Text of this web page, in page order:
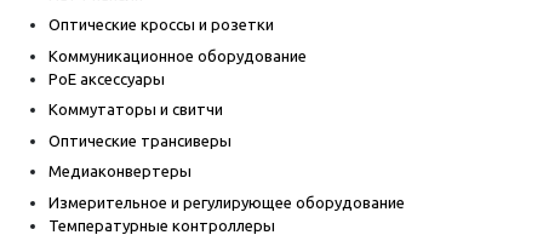
Оптические кроссы и розетки
Коммуникационное оборудование
PoE аксессуары
Коммутаторы и свитчи
Оптические трансиверы
Медиаконвертеры
Измерительное и регулирующее оборудование
Температурные контроллеры